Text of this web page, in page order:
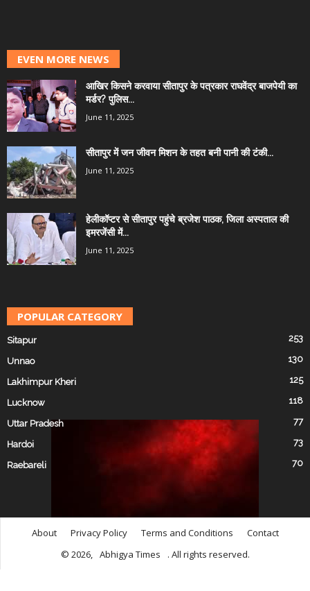
EVEN MORE NEWS
आखिर किसने करवाया सीतापुर के पत्रकार राघवेंद्र बाजपेयी का
मर्डर? पुलिस...
June 11, 2025
सीतापुर में जन जीवन मिशन के तहत बनी पानी की टंकी...
June 11, 2025
हेलीकॉप्टर से सीतापुर पहुंचे ब्रजेश पाठक, जिला अस्पताल की
इमरजेंसी में...
June 11, 2025
POPULAR CATEGORY
Sitapur 253
Unnao 130
Lakhimpur Kheri 125
Lucknow 118
Uttar Pradesh 77
Hardoi 73
Raebareli 70
About Privacy Policy Terms and Conditions
Contact
© 2026, Abhigya Times . All rights reserved.